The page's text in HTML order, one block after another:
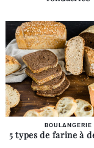
BOULANGERIE
5 types de farine à